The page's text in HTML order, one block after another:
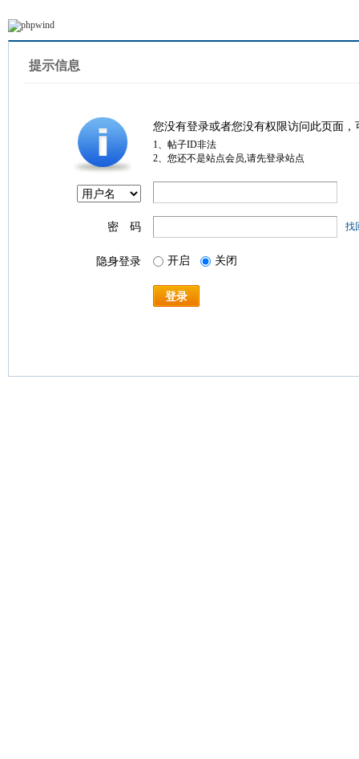
提示信息
您没有登录或者您没有权限访问此页面
1、帖子ID非法
2、您还不是站点会员,请先登录站点
密 码 找
隐身登录 开启 关闭
登录